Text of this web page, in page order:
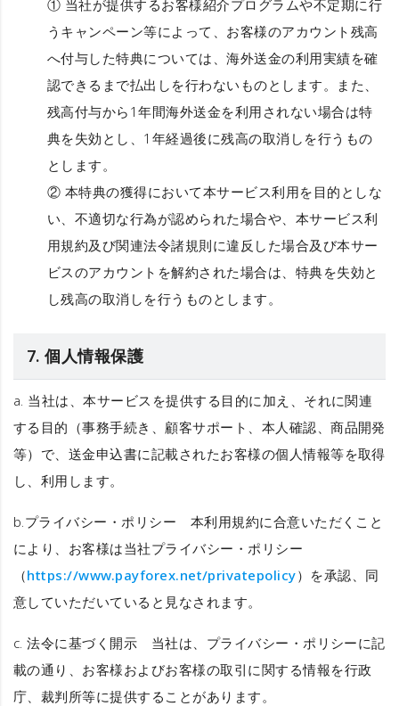
① 当社が提供するお客様紹介プログラムや不定期に行
うキャンペーン等によって、お客様のアカウント残高
へ付与した特典については、海外送金の利用実績を確
認できるまで払出しを行わないものとします。また、
残高付与から1年間海外送金を利用されない場合は特
典を失効とし、1年経過後に残高の取消しを行うもの
とします。
② 本特典の獲得において本サービス利用を目的としな
い、不適切な行為が認められた場合や、本サービス利
用規約及び関連法令諸規則に違反した場合及び本サー
ビスのアカウントを解約された場合は、特典を失効と
し残高の取消しを行うものとします。
7. 個人情報保護
a. 当社は、本サービスを提供する目的に加え、それに関連
する目的（事務手続き、顧客サポート、本人確認、商品開発
等）で、送金申込書に記載されたお客様の個人情報等を取得
し、利用します。
b.プライバシー・ポリシー 本利用規約に合意いただくこと
により、お客様は当社プライバシー・ポリシー
（https://www.payforex.net/privatepolicy）を承認、同
意していただいていると見なされます。
c.法令に基づく開示 当社は、プライバシー・ポリシーに記
載の通り、お客様およびお客様の取引に関する情報を行政
庁、裁判所等に提供することがあります。